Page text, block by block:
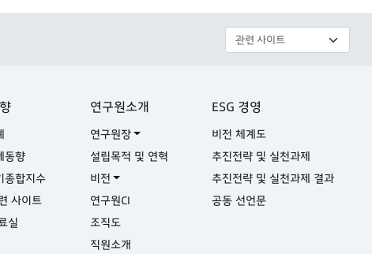
동향
종합지수
사이트
실
연구원소개
연구원장
설립목적 및 연혁
비전
연구원CI
조직도
직원소개
ESG 경영
비전 체계도
추진전략 및 실천과제
추진전략 및 실천과제 결과
공동 선언문